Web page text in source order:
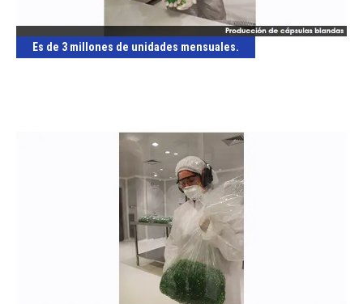
Es de 3 millones de unidades mensuales.